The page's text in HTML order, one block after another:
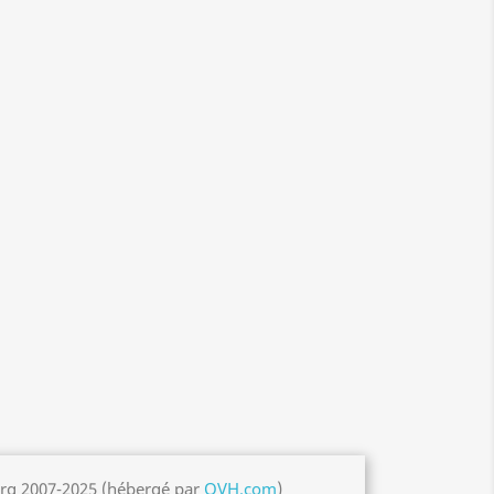
2007-2025 (hébergé par OVH.com)